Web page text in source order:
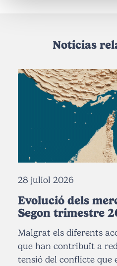
Noticias
28 juliol 2026
Evolució dels
Segon trimestre
Malgrat els diferents
que han contribuït a
tensió del conflicte que